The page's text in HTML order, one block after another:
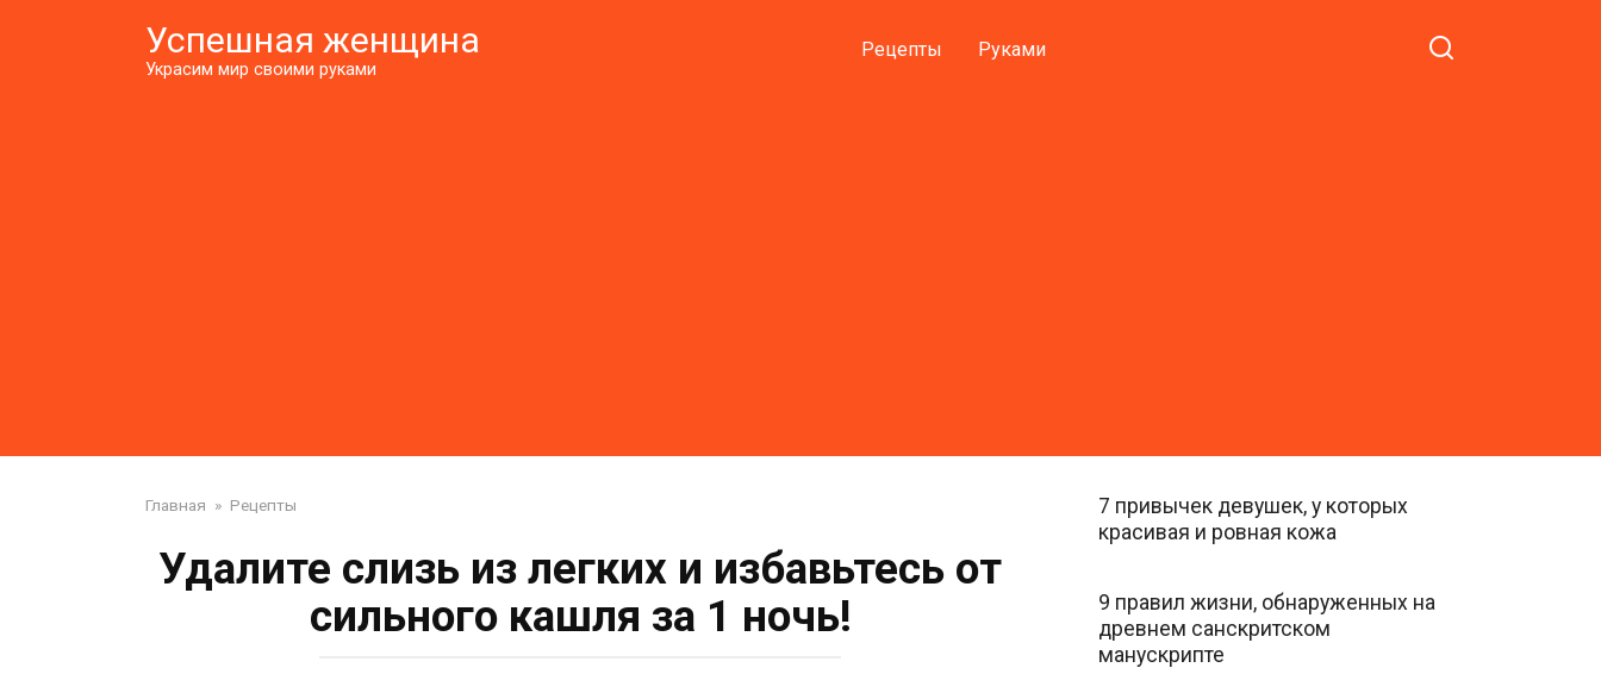
Успешная женщина
Украсим мир своими руками
Рецепты Руками
Главная » Рецепты
Удалите слизь из легких и избавьтесь от
сильного кашля за 1 ночь!
7 привычек девушек, у которых
красивая и ровная кожа
9 правил жизни, обнаруженных на
древнем санскритском
манускрипте